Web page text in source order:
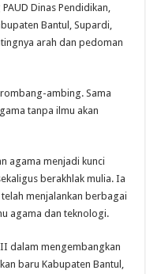
Dinas Pendidikan,
Bantul, Supardi,
arah dan pedoman
ambing. Sama
tanpa ilmu akan
agama menjadi kunci
berakhlak mulia. Ia
menjalankan berbagai
agama dan teknologi.
dalam mengembangkan
baru Kabupaten Bantul,